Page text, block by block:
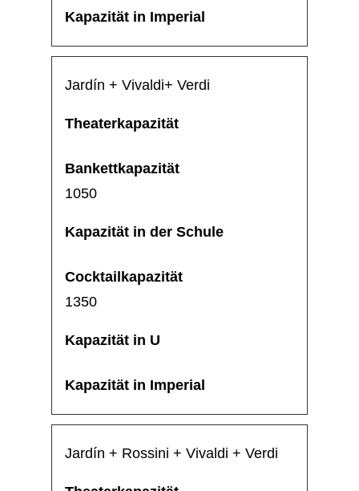
Jardín + Vivaldi+ Verdi
1050
1350
Jardín + Rossini + Vivaldi + Verdi